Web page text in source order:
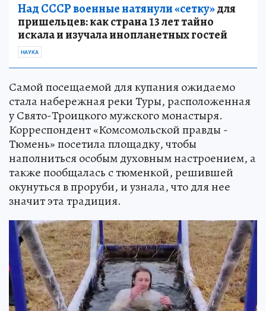
Над СССР военные натянули «сетку»для
пришельцев: как страна 13 лет тайно
искала и изучала инопланетных гостей
НАУКА
Самой посещаемой для купания ожидаемо
стала набережная реки Туры, расположенная
у Свято-Троицкого мужского монастыря.
Корреспондент «Комсомольской правды -
Тюмень» посетила площадку, чтобы
наполниться особым духовным настроением, а
также пообщалась с тюменкой, решившей
окунуться в проруби, и узнала, что для нее
значит эта традиция.